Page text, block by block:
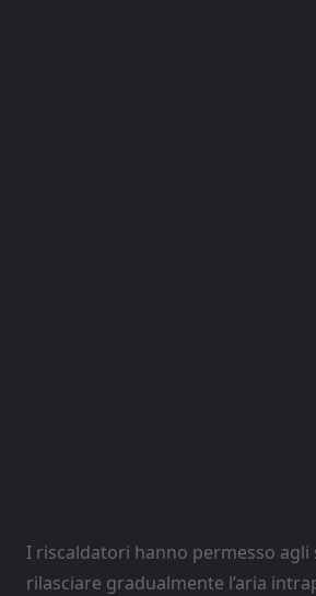
I riscaldatori hanno permesso
rilasciare gradualmente l’aria